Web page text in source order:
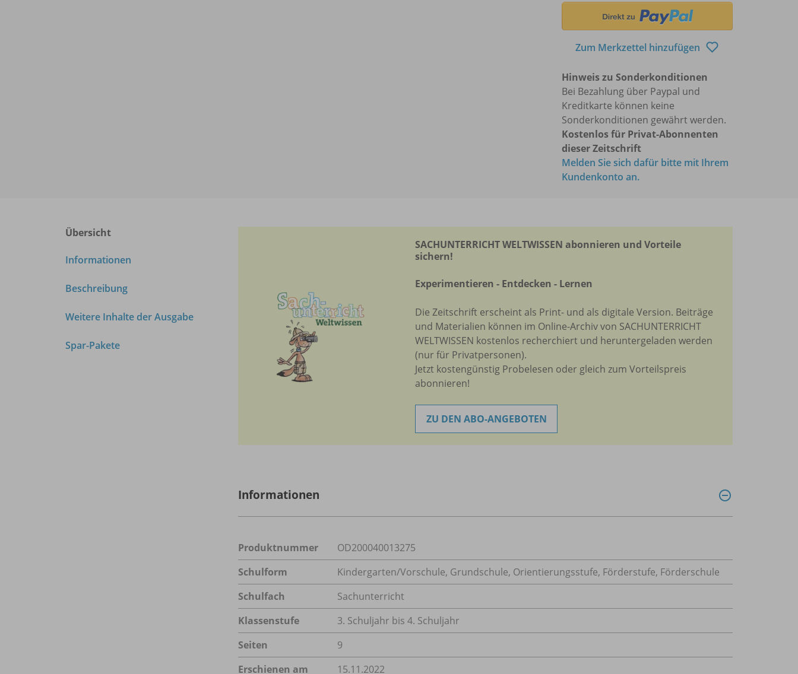
Zum Merkzettel hinzufügen
Hinweis zu Sonderkonditionen
Bei Bezahlung über Paypal und
Kreditkarte können keine
Sonderkonditionen gewährt werden.
Kostenlos für Privat-Abonnenten
dieser Zeitschrift
Melden Sie sich dafür bitte mit Ihrem
Kundenkonto an.
Übersicht
Informationen
Beschreibung
Weitere Inhalte der Ausgabe
Spar-Pakete
SACHUNTERRICHT WELTWISSEN abonnieren und Vorteile
sichern!
Experimentieren - Entdecken - Lernen
Die Zeitschrift erscheint als Print- und als digitale Version. Beiträge
und Materialien können im Online-Archiv von SACHUNTERRICHT
WELTWISSEN kostenlos recherchiert und heruntergeladen werden
(nur für Privatpersonen).
Jetzt kostengünstig Probelesen oder gleich zum Vorteilspreis
abonnieren!
ZU DEN ABO-ANGEBOTEN
Informationen
Produktnummer
OD200040013275
Schulform
Kindergarten/Vorschule, Grundschule, Orientierungsstufe, Förderstufe, Förderschule
Schulfach
Sachunterricht
Klassenstufe
3. Schuljahr bis 4. Schuljahr
Seiten
9
Erschienen am
15.11.2022